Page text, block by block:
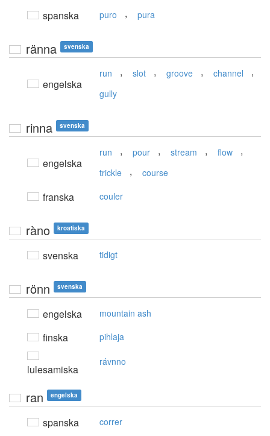
spanska puro , pura
ränna svenska
engelska
run , slot , groove , channel ,
gully
rinna svenska
engelska
run , pour , stream , flow ,
trickle , course
franska couler
ràno kroatiska
svenska tidigt
rönn svenska
engelska mountain ash
finska pihlaja
lulesamiska
rávnno
ran engelska
spanska correr